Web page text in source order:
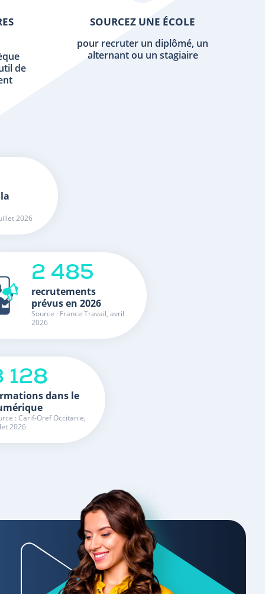
de
SOURCEZ UNE ÉCOLE
pour recruter un diplômé, un
alternant ou un stagiaire
2026
2 485
recrutements
prévus en 2026
Source : France Travail, avril
2026
128
dans le
: Carif-Oref Occitanie,
2026